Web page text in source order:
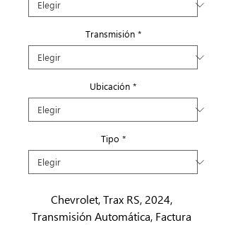
Transmisión *
Ubicación *
Tipo *
Chevrolet, Trax RS, 2024,
Transmisión Automática, Factura